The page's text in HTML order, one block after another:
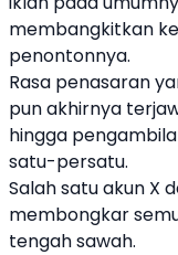
membangkitkan
penontonnya.
Rasa penasaran
pun akhirnya
hingga
satu-persatu.
Salah satu akun X
membongkar
tengah sawah.